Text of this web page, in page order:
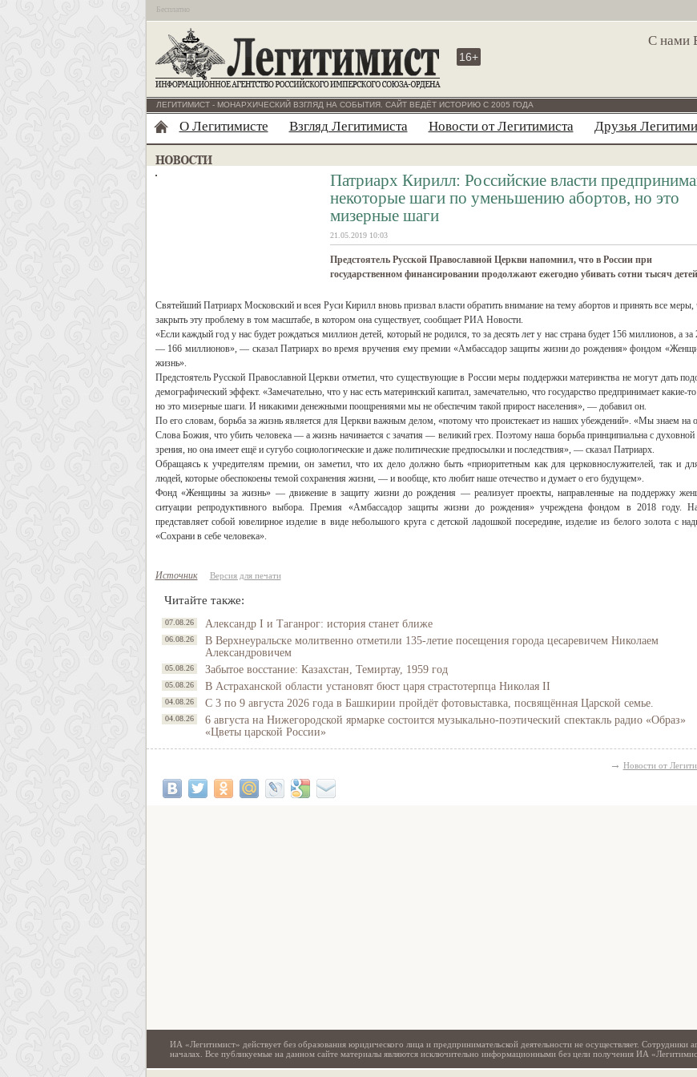
Бесплатно
С нами
16+
ЛЕГИТИМИСТ - МОНАРХИЧЕСКИЙ ВЗГЛЯД НА СОБЫТИЯ. САЙТ ВЕДЁТ ИСТОРИЮ С 2005 ГОДА
О Легитимисте Взгляд Легитимиста Новости от Легитимиста Друзья
Патриарх Кирилл: Российские власти
некоторые шаги по уменьшению абортов, но это
мизерные шаги
21.05.2019 10:03
Предстоятель Русской Православной Церкви напомнил, что в России при
государственном финансировании продолжают ежегодно убивать сотни тысяч
Святейший Патриарх Московский и всея Руси Кирилл вновь призвал власти обратить внимание на тему абортов и принять все меры,
закрыть эту проблему в том масштабе, в котором она существует, сообщает РИА Новости.
«Если каждый год у нас будет рождаться миллион детей, который не родился, то за десять лет у нас страна будет 156 миллионов, а за
— 166 миллионов», — сказал Патриарх во время вручения ему премии «Амбассадор защиты жизни до рождения» фондом
жизнь».
Предстоятель Русской Православной Церкви отметил, что существующие в России меры поддержки материнства не могут дать
демографический эффект. «Замечательно, что у нас есть материнский капитал, замечательно, что государство предпринимает какие-
но это мизерные шаги. И никакими денежными поощрениями мы не обеспечим такой прирост населения», — добавил он.
По его словам, борьба за жизнь является для Церкви важным делом, «потому что проистекает из наших убеждений». «Мы знаем на
Слова Божия, что убить человека — а жизнь начинается с зачатия — великий грех. Поэтому наша борьба принципиальна с духовной
зрения, но она имеет ещё и сугубо социологические и даже политические предпосылки и последствия», — сказал Патриарх.
Обращаясь к учредителям премии, он заметил, что их дело должно быть «приоритетным как для церковнослужителей, так и
людей, которые обеспокоены темой сохранения жизни, — и вообще, кто любит наше отечество и думает о его будущем».
Фонд «Женщины за жизнь» — движение в защиту жизни до рождения — реализует проекты, направленные на поддержку
ситуации репродуктивного выбора. Премия «Амбассадор защиты жизни до рождения» учреждена фондом в 2018 году.
представляет собой ювелирное изделие в виде небольшого круга с детской ладошкой посередине, изделие из белого золота с
«Сохрани в себе человека».
Источник Версия для печати
Читайте также:
07.08.26 Александр I и Таганрог: история станет ближе
06.08.26
В Верхнеуральске молитвенно отметили 135-летие посещения города цесаревичем Николаем
Александровичем
05.08.26 Забытое восстание: Казахстан, Темиртау, 1959 год
05.08.26 В Астраханской области установят бюст царя страстотерпца Николая II
04.08.26 С 3 по 9 августа 2026 года в Башкирии пройдёт фотовыставка, посвящённая Царской семье.
04.08.26
6 августа на Нижегородской ярмарке состоится музыкально-поэтический спектакль радио «Образ»
«Цветы царской России»
→ Новости от
ИА «Легитимист» действует без образования юридического лица и предпринимательской деятельности не осуществляет. Сотрудники
началах. Все публикуемые на данном сайте материалы являются исключительно информационными без цели получения ИА